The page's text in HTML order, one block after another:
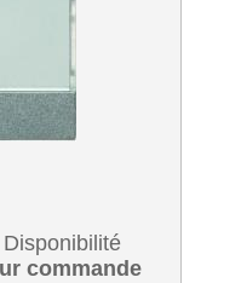
Disponibilité
commande